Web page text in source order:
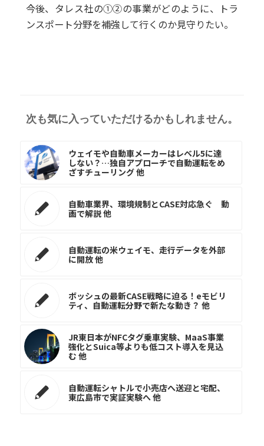
今後、タレス社の①②の事業がどのように、トラ
ンスポート分野を補強して行くのか見守りたい。
次も気に入っていただけるかもしれません。
ウェイモや自動車メーカーはレベル5に達
しない？…独自アプローチで自動運転をめ
ざすチューリング 他
自動車業界、環境規制とCASE対応急ぐ 動
画で解説 他
自動運転の米ウェイモ、走行データを外部
に開放 他
ボッシュの最新CASE戦略に迫る！eモビリ
ティ、自動運転分野で新たな動き？ 他
JR東日本がNFCタグ乗車実験、MaaS事業
強化とSuica等よりも低コスト導入を見込
む 他
自動運転シャトルで小売店へ送迎と宅配、
東広島市で実証実験へ 他